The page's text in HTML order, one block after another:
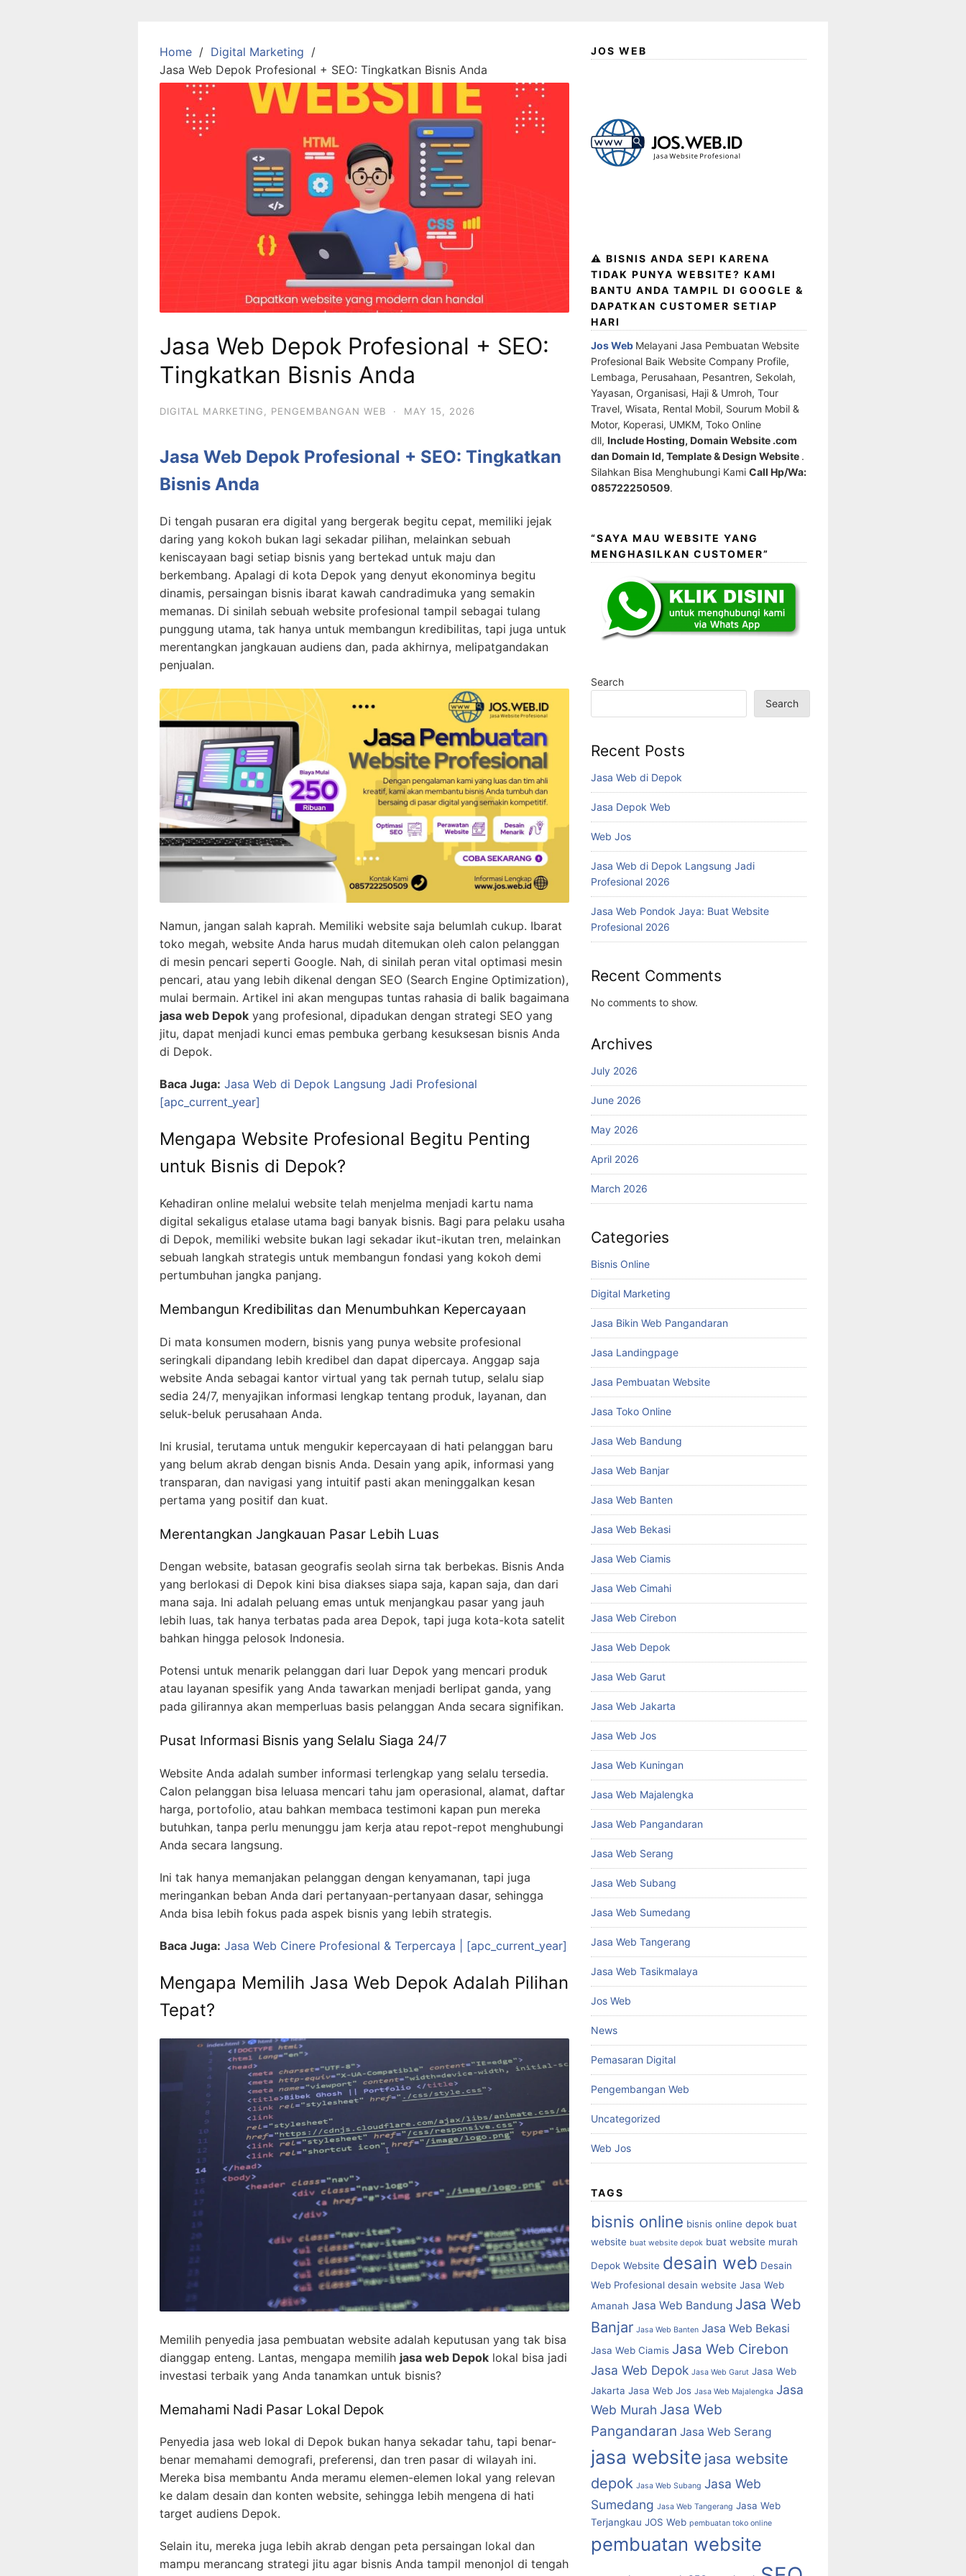
Home
Digital Marketing
Jasa Web Depok Profesional + SEO: Tingkatkan Bisnis Anda
Jasa Web Depok Profesional + SEO:
Tingkatkan Bisnis Anda
DIGITAL MARKETING PENGEMBANGAN WEB · MAY 15, 2026
Jasa Web Depok Profesional + SEO: Tingkatkan
Bisnis Anda
Di tengah pusaran era digital yang bergerak begitu cepat, memiliki jejak
daring yang kokoh bukan lagi sekadar pilihan, melainkan sebuah
keniscayaan bagi setiap bisnis yang bertekad untuk maju dan
berkembang. Apalagi di kota Depok yang denyut ekonominya begitu
dinamis, persaingan bisnis ibarat kawah candradimuka yang semakin
memanas. Di sinilah sebuah website profesional tampil sebagai tulang
punggung utama, tak hanya untuk membangun kredibilitas, tapi juga untuk
merentangkan jangkauan audiens dan, pada akhirnya, melipatgandakan
penjualan.
Namun, jangan salah kaprah. Memiliki website saja belumlah cukup. Ibarat
toko megah, website Anda harus mudah ditemukan oleh calon pelanggan
di mesin pencari seperti Google. Nah, di sinilah peran vital optimasi mesin
pencari, atau yang lebih dikenal dengan SEO (Search Engine Optimization),
mulai bermain. Artikel ini akan mengupas tuntas rahasia di balik bagaimana
jasa web Depok yang profesional, dipadukan dengan strategi SEO yang
jitu, dapat menjadi kunci emas pembuka gerbang kesuksesan bisnis Anda
di Depok.
Baca Juga: Jasa Web di Depok Langsung Jadi Profesional
[apc_current_year]
Mengapa Website Profesional Begitu Penting
untuk Bisnis di Depok?
Kehadiran online melalui website telah menjelma menjadi kartu nama
digital sekaligus etalase utama bagi banyak bisnis. Bagi para pelaku usaha
di Depok, memiliki website bukan lagi sekadar ikut-ikutan tren, melainkan
sebuah langkah strategis untuk membangun fondasi yang kokoh demi
pertumbuhan jangka panjang.
Membangun Kredibilitas dan Menumbuhkan Kepercayaan
Di mata konsumen modern, bisnis yang punya website profesional
seringkali dipandang lebih kredibel dan dapat dipercaya. Anggap saja
website Anda sebagai kantor virtual yang tak pernah tutup, selalu siap
sedia 24/7, menyajikan informasi lengkap tentang produk, layanan, dan
seluk-beluk perusahaan Anda.
Ini krusial, terutama untuk mengukir kepercayaan di hati pelanggan baru
yang belum akrab dengan bisnis Anda. Desain yang apik, informasi yang
transparan, dan navigasi yang intuitif pasti akan meninggalkan kesan
pertama yang positif dan kuat.
Merentangkan Jangkauan Pasar Lebih Luas
Dengan website, batasan geografis seolah sirna tak berbekas. Bisnis Anda
yang berlokasi di Depok kini bisa diakses siapa saja, kapan saja, dan dari
mana saja. Ini adalah peluang emas untuk menjangkau pasar yang jauh
lebih luas, tak hanya terbatas pada area Depok, tapi juga kota-kota satelit
bahkan hingga pelosok Indonesia.
Potensi untuk menarik pelanggan dari luar Depok yang mencari produk
atau layanan spesifik yang Anda tawarkan menjadi berlipat ganda, yang
pada gilirannya akan memperluas basis pelanggan Anda secara signifikan.
Pusat Informasi Bisnis yang Selalu Siaga 24/7
Website Anda adalah sumber informasi terlengkap yang selalu tersedia.
Calon pelanggan bisa leluasa mencari tahu jam operasional, alamat, daftar
harga, portofolio, atau bahkan membaca testimoni kapan pun mereka
butuhkan, tanpa perlu menunggu jam kerja atau repot-repot menghubungi
Anda secara langsung.
Ini tak hanya memanjakan pelanggan dengan kenyamanan, tapi juga
meringankan beban Anda dari pertanyaan-pertanyaan dasar, sehingga
Anda bisa lebih fokus pada aspek bisnis yang lebih strategis.
Baca Juga: Jasa Web Cinere Profesional & Terpercaya | [apc_current_year]
Mengapa Memilih Jasa Web Depok Adalah Pilihan
Tepat?
Memilih penyedia jasa pembuatan website adalah keputusan yang tak bisa
dianggap enteng. Lantas, mengapa memilih jasa web Depok lokal bisa jadi
investasi terbaik yang Anda tanamkan untuk bisnis?
Memahami Nadi Pasar Lokal Depok
Penyedia jasa web lokal di Depok bukan hanya sekadar tahu, tapi benar-
benar memahami demografi, preferensi, dan tren pasar di wilayah ini.
Mereka bisa membantu Anda meramu elemen-elemen lokal yang relevan
ke dalam desain dan konten website, sehingga lebih mengena di hati
target audiens Depok.
Selain itu, mereka juga lebih akrab dengan peta persaingan lokal dan
mampu merancang strategi jitu agar bisnis Anda tampil menonjol di tengah
JOS WEB
⚠️ BISNIS ANDA SEPI KARENA
TIDAK PUNYA WEBSITE? KAMI
BANTU ANDA TAMPIL DI GOOGLE &
DAPATKAN CUSTOMER SETIAP
HARI
Jos Web Melayani Jasa Pembuatan Website
Profesional Baik Website Company Profile,
Lembaga, Perusahaan, Pesantren, Sekolah,
Yayasan, Organisasi, Haji & Umroh, Tour
Travel, Wisata, Rental Mobil, Sourum Mobil &
Motor, Koperasi, UMKM, Toko Online
dll, Include Hosting, Domain Website .com
dan Domain Id, Template & Design Website .
Silahkan Bisa Menghubungi Kami Call Hp/Wa:
085722250509.
“SAYA MAU WEBSITE YANG
MENGHASILKAN CUSTOMER”
Search
Search
Recent Posts
Jasa Web di Depok
Jasa Depok Web
Web Jos
Jasa Web di Depok Langsung Jadi
Profesional 2026
Jasa Web Pondok Jaya: Buat Website
Profesional 2026
Recent Comments
No comments to show.
Archives
July 2026
June 2026
May 2026
April 2026
March 2026
Categories
Bisnis Online
Digital Marketing
Jasa Bikin Web Pangandaran
Jasa Landingpage
Jasa Pembuatan Website
Jasa Toko Online
Jasa Web Bandung
Jasa Web Banjar
Jasa Web Banten
Jasa Web Bekasi
Jasa Web Ciamis
Jasa Web Cimahi
Jasa Web Cirebon
Jasa Web Depok
Jasa Web Garut
Jasa Web Jakarta
Jasa Web Jos
Jasa Web Kuningan
Jasa Web Majalengka
Jasa Web Pangandaran
Jasa Web Serang
Jasa Web Subang
Jasa Web Sumedang
Jasa Web Tangerang
Jasa Web Tasikmalaya
Jos Web
News
Pemasaran Digital
Pengembangan Web
Uncategorized
Web Jos
TAGS
bisnis online bisnis online depok buat
website buat website depok buat website murah
Depok Website desain web Desain
Web Profesional desain website Jasa Web
Amanah Jasa Web Bandung Jasa Web
Banjar Jasa Web Banten Jasa Web Bekasi
Jasa Web Ciamis Jasa Web Cirebon
Jasa Web Depok Jasa Web Garut Jasa Web
Jakarta Jasa Web Jos Jasa Web Majalengka Jasa
Web Murah Jasa Web
Pangandaran Jasa Web Serang
jasa website jasa website
depok Jasa Web Subang Jasa Web
Sumedang Jasa Web Tangerang Jasa Web
Terjangkau JOS Web pembuatan toko online
pembuatan website